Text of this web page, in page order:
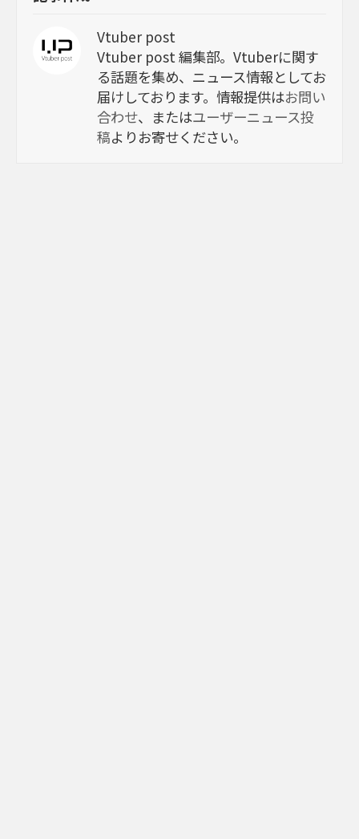
Vtuber post
Vtuber post 編集部。Vtuberに関す
る話題を集め、ニュース情報としてお
届けしております。情報提供はお問い
合わせ、またはユーザーニュース投
稿よりお寄せください。